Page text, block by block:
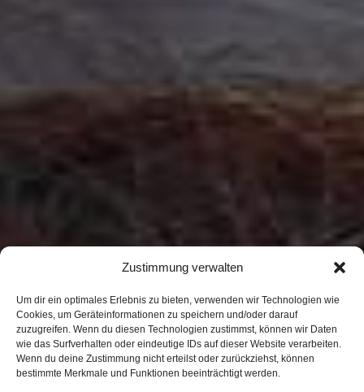
Zustimmung verwalten
Um dir ein optimales Erlebnis zu bieten, verwenden wir Technologien wie
Cookies, um Geräteinformationen zu speichern und/oder darauf
zuzugreifen. Wenn du diesen Technologien zustimmst, können wir Daten
wie das Surfverhalten oder eindeutige IDs auf dieser Website verarbeiten.
Wenn du deine Zustimmung nicht erteilst oder zurückziehst, können
bestimmte Merkmale und Funktionen beeinträchtigt werden.